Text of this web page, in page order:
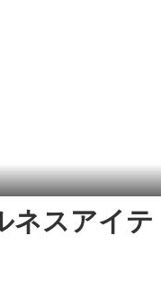
ネスアイテ